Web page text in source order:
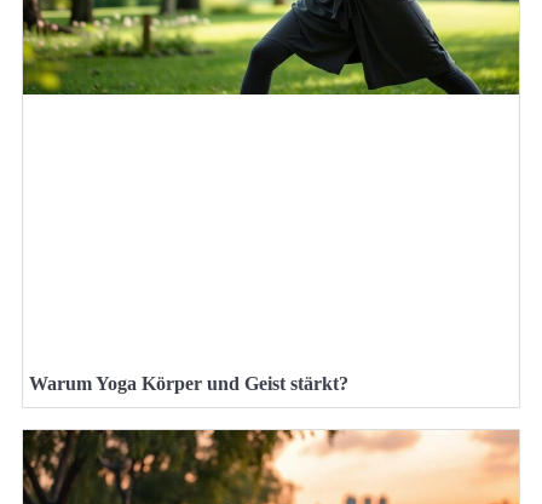
Warum Yoga Körper und Geist stärkt?